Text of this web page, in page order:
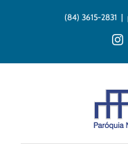
(84) 3615-2831 |